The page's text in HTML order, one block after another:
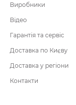
Виробники
Відео
Гарантія та сервіс
Доставка по Києву
Доставка у регіони
Контакти